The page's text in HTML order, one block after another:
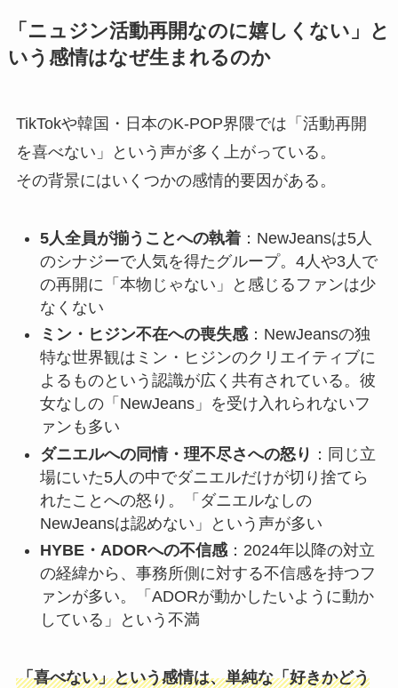
「ニュジン活動再開なのに嬉しくない」と
いう感情はなぜ生まれるのか
TikTokや韓国・日本のK-POP界隈では「活動再開
を喜べない」という声が多く上がっている。
その背景にはいくつかの感情的要因がある。
5人全員が揃うことへの執着：NewJeansは5人
のシナジーで人気を得たグループ。4人や3人で
の再開に「本物じゃない」と感じるファンは少
なくない
ミン・ヒジン不在への喪失感：NewJeansの独
特な世界観はミン・ヒジンのクリエイティブに
よるものという認識が広く共有されている。彼
女なしの「NewJeans」を受け入れられないフ
ァンも多い
ダニエルへの同情・理不尽さへの怒り ：同じ立
場にいた5人の中でダニエルだけが切り捨てら
れたことへの怒り。「ダニエルなしの
NewJeansは認めない」という声が多い
HYBE・ADORへの不信感：2024年以降の対立
の経緯から、事務所側に対する不信感を持つフ
ァンが多い。「ADORが動かしたいように動か
している」という不満
「喜べない」という感情は、単純な「好きかどう